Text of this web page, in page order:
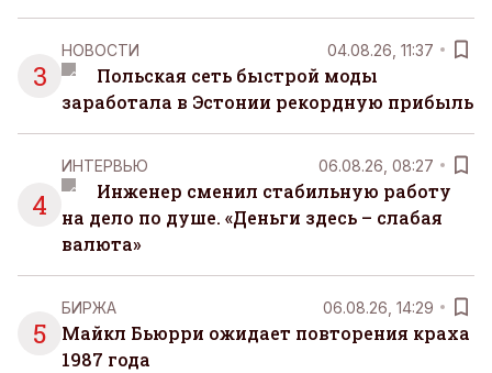
3
НОВОСТИ 04.08.26, 11:37
Польская сеть быстрой моды
заработала в Эстонии рекордную прибыль
4
ИНТЕРВЬЮ 06.08.26, 08:27
Инженер сменил стабильную работу
на дело по душе. «Деньги здесь – слабая
валюта»
5
БИРЖА 06.08.26, 14:29
Майкл Бьюрри ожидает повторения краха
1987 года